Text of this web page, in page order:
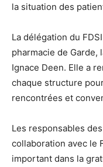
la situation des
La délégation du
pharmacie de Garde,
Ignace Deen. Elle a
chaque structure
rencontrées et
Les responsables
collaboration avec le
important dans la